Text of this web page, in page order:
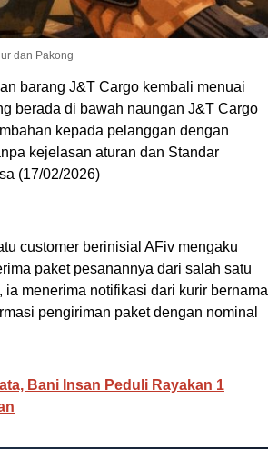
dan Pakong
barang J&T Cargo kembali menuai
berada di bawah naungan J&T Cargo
kepada pelanggan dengan
kejelasan aturan dan Standar
(17/02/2026)
customer berinisial AFiv mengaku
paket pesanannya dari salah satu
menerima notifikasi dari kurir bernama
pengiriman paket dengan nominal
Bani Insan Peduli Rayakan 1